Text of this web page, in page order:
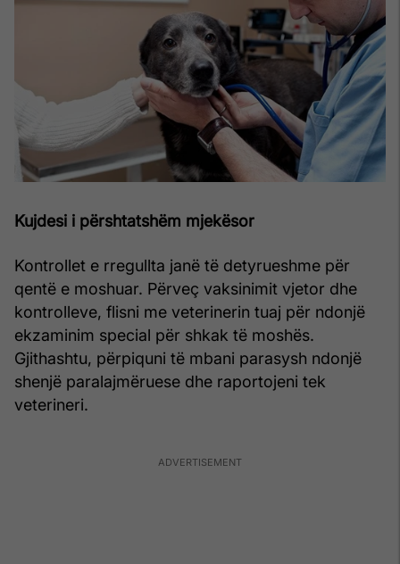
Kujdesi i përshtatshëm mjekësor
Kontrollet e rregullta janë të detyrueshme për
qentë e moshuar. Përveç vaksinimit vjetor dhe
kontrolleve, flisni me veterinerin tuaj për ndonjë
ekzaminim special për shkak të moshës.
Gjithashtu, përpiquni të mbani parasysh ndonjë
shenjë paralajmëruese dhe raportojeni tek
veterineri.